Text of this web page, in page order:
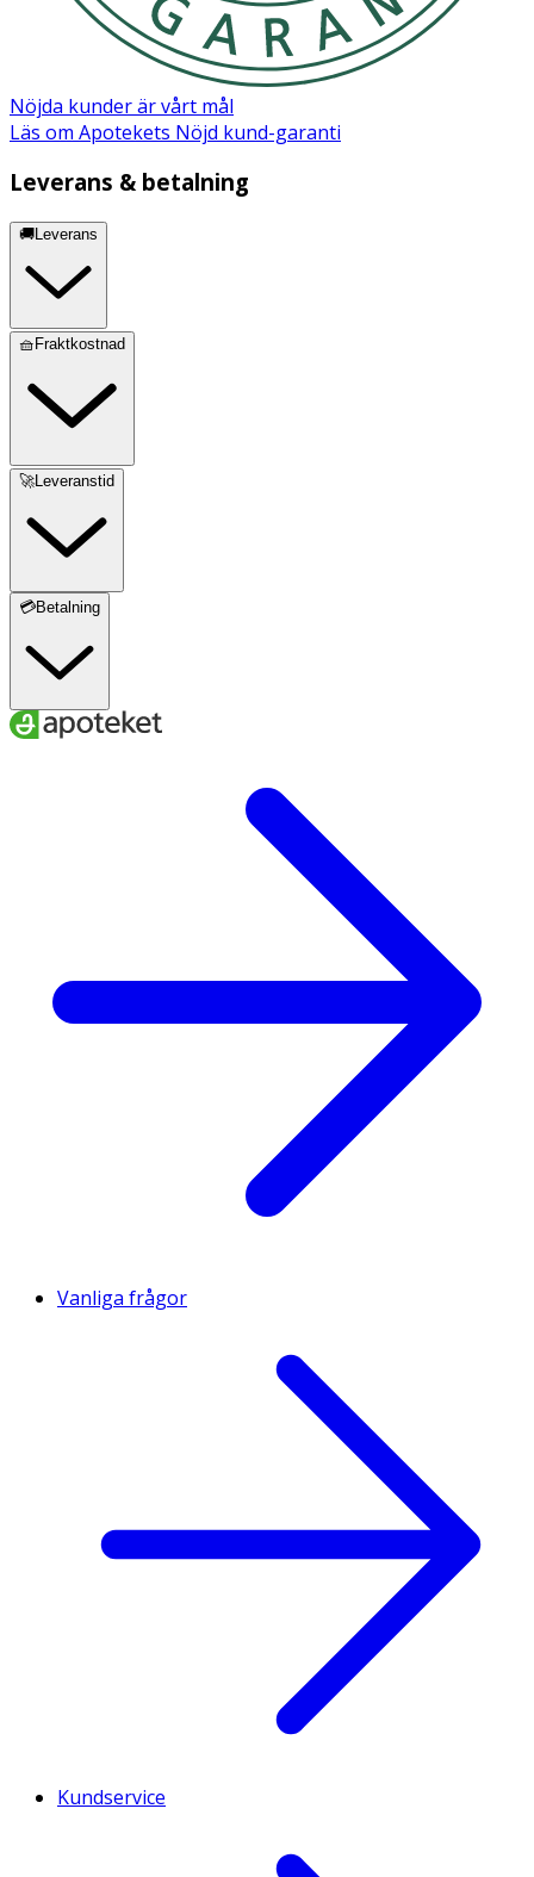
Nöjda kunder är vårt mål
Läs om Apotekets Nöjd kund-garanti
Leverans & betalning
🚚Leverans
🧺Fraktkostnad
🚀Leveranstid
💳Betalning
Vanliga frågor
Kundservice